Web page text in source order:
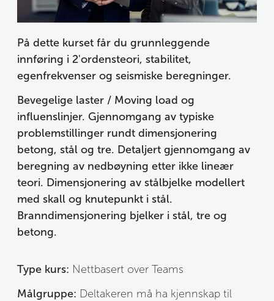
På dette kurset får du grunnleggende
innføring i 2'ordensteori, stabilitet,
egenfrekvenser og seismiske beregninger.
Bevegelige laster / Moving load og
influenslinjer. Gjennomgang av typiske
problemstillinger rundt dimensjonering
betong, stål og tre. Detaljert gjennomgang av
beregning av nedbøyning etter ikke lineær
teori. Dimensjonering av stålbjelke modellert
med skall og knutepunkt i stål.
Branndimensjonering bjelker i stål, tre og
betong.
Type kurs: Nettbasert over Teams
Målgruppe: Deltakeren må ha kjennskap til